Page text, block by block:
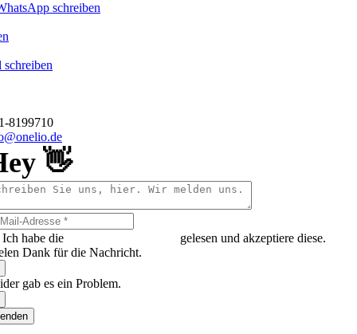
schreiben
8199710
👋
Ich habe die
gelesen und akzeptiere diese.
Dank für die Nachricht.
gab es ein Problem.